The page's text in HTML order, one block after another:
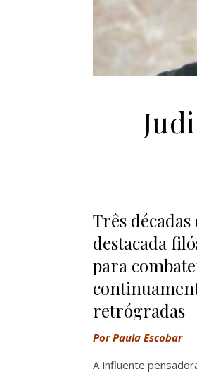
Três
destacada
para
retrógradas
Por Paula Escobar
A influente